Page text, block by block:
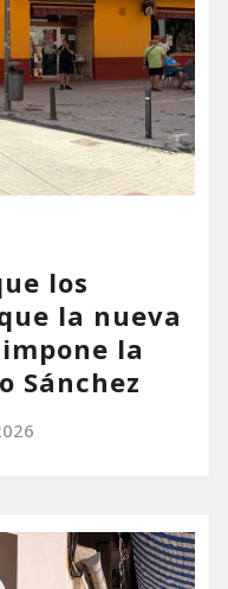
los
la nueva
la
Sánchez